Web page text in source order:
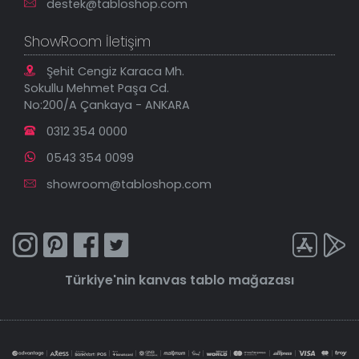
destek@tabloshop.com
ShowRoom İletişim
Şehit Cengiz Karaca Mh.
Sokullu Mehmet Paşa Cd.
No:200/A Çankaya - ANKARA
0312 354 0000
0543 354 0099
showroom@tabloshop.com
Türkiye'nin kanvas tablo mağazası